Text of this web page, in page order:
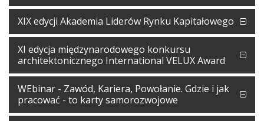
XIX edycji Akademia Liderów Rynku Kapitałowego
XI edycja międzynarodowego konkursu
architektonicznego International VELUX Award
WEbinar - Zawód, Kariera, Powołanie. Gdzie i jak
pracować - to karty samorozwojowe